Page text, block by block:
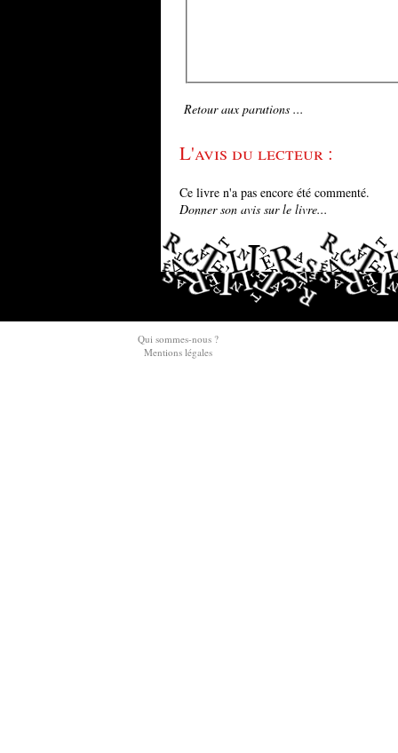
Retour aux parutions ...
L'avis du lecteur :
Ce livre n'a pas encore été commenté.
Donner son avis sur le livre...
Qui sommes-nous ?
Mentions légales